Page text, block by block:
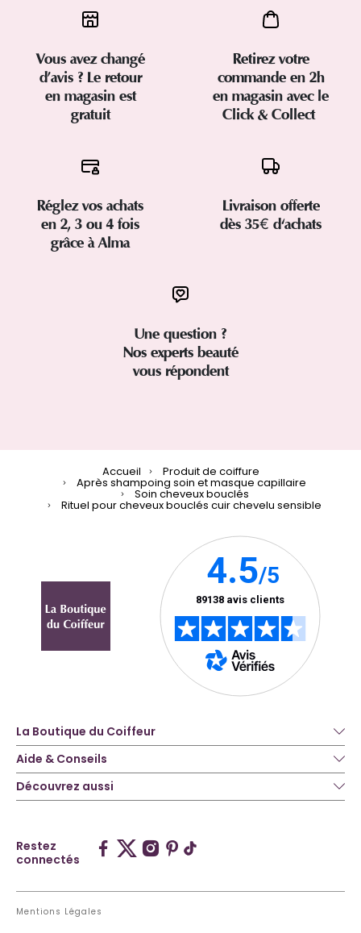
Vous avez changé
d’avis ? Le retour
en magasin est
gratuit
Retirez votre
commande en 2h
en magasin avec le
Click & Collect
Réglez vos achats
en 2, 3 ou 4 fois
grâce à Alma
Livraison offerte
dès 35€ d'achats
Une question ?
Nos experts beauté
vous répondent
Accueil Produit de coiffure
Après shampoing soin et masque capillaire
Soin cheveux bouclés
Rituel pour cheveux bouclés cuir chevelu sensible
La Boutique du Coiffeur
Aide & Conseils
Découvrez aussi
Restez
connectés
Mentions Légales